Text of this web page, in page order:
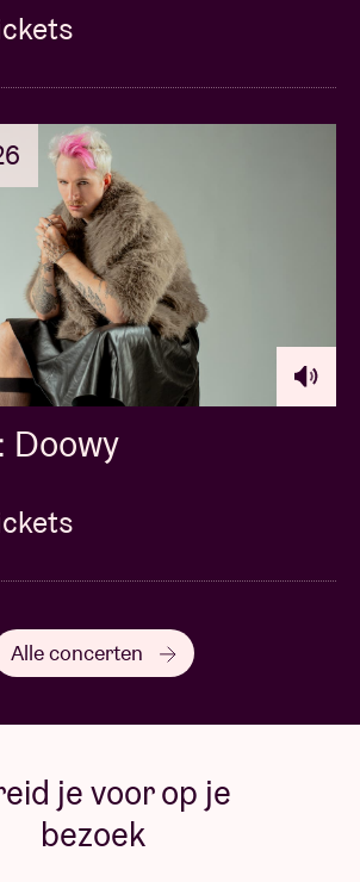
Doowy
Alle concerten
je voor op je
bezoek